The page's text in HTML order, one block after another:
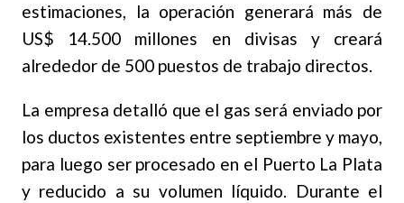
estimaciones, la operación generará más de
US$ 14.500 millones en divisas y creará
alrededor de 500 puestos de trabajo directos.
La empresa detalló que el gas será enviado por
los ductos existentes entre septiembre y mayo,
para luego ser procesado en el Puerto La Plata
y reducido a su volumen líquido. Durante el